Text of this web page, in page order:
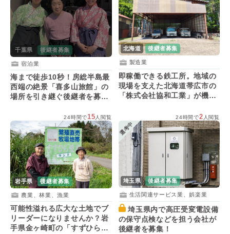
千葉県 後継者募集
宿泊業
海まで徒歩10秒！房総半島最
西端の絶景「喜多山旅館」の
場所を引き継ぐ後継者を募
北海道 後継者募集
製造業
即稼働できる鉄工所。地域の
現場を支えた北海道帯広市の
「株式会社協和工業」が機材
24時間で15人閲覧
岩手県 後継者募集
農業、林業、漁業
可能性溢れる広大な土地でブ
リーダーになりませんか？岩
手県金ヶ崎町の「すずひら愛
24時間で2 人閲覧
選考中
埼玉県 後継者募集
生活関連サービス業、娯楽業
埼玉県内で高圧受変電設備
の保守点検などを担う会社が
後継者を募集！